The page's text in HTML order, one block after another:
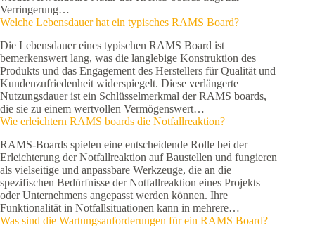
Verringerung…
Welche Lebensdauer hat ein typisches RAMS Board?
Die Lebensdauer eines typischen RAMS Board ist
bemerkenswert lang, was die langlebige Konstruktion des
Produkts und das Engagement des Herstellers für Qualität und
Kundenzufriedenheit widerspiegelt. Diese verlängerte
Nutzungsdauer ist ein Schlüsselmerkmal der RAMS boards,
die sie zu einem wertvollen Vermögenswert…
Wie erleichtern RAMS boards die Notfallreaktion?
RAMS-Boards spielen eine entscheidende Rolle bei der
Erleichterung der Notfallreaktion auf Baustellen und fungieren
als vielseitige und anpassbare Werkzeuge, die an die
spezifischen Bedürfnisse der Notfallreaktion eines Projekts
oder Unternehmens angepasst werden können. Ihre
Funktionalität in Notfallsituationen kann in mehrere…
Was sind die Wartungsanforderungen für ein RAMS Board?